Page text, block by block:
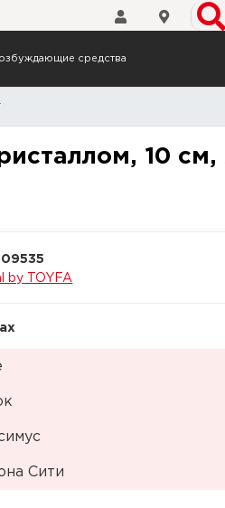
средства
красным10
by TOYFA
Сити